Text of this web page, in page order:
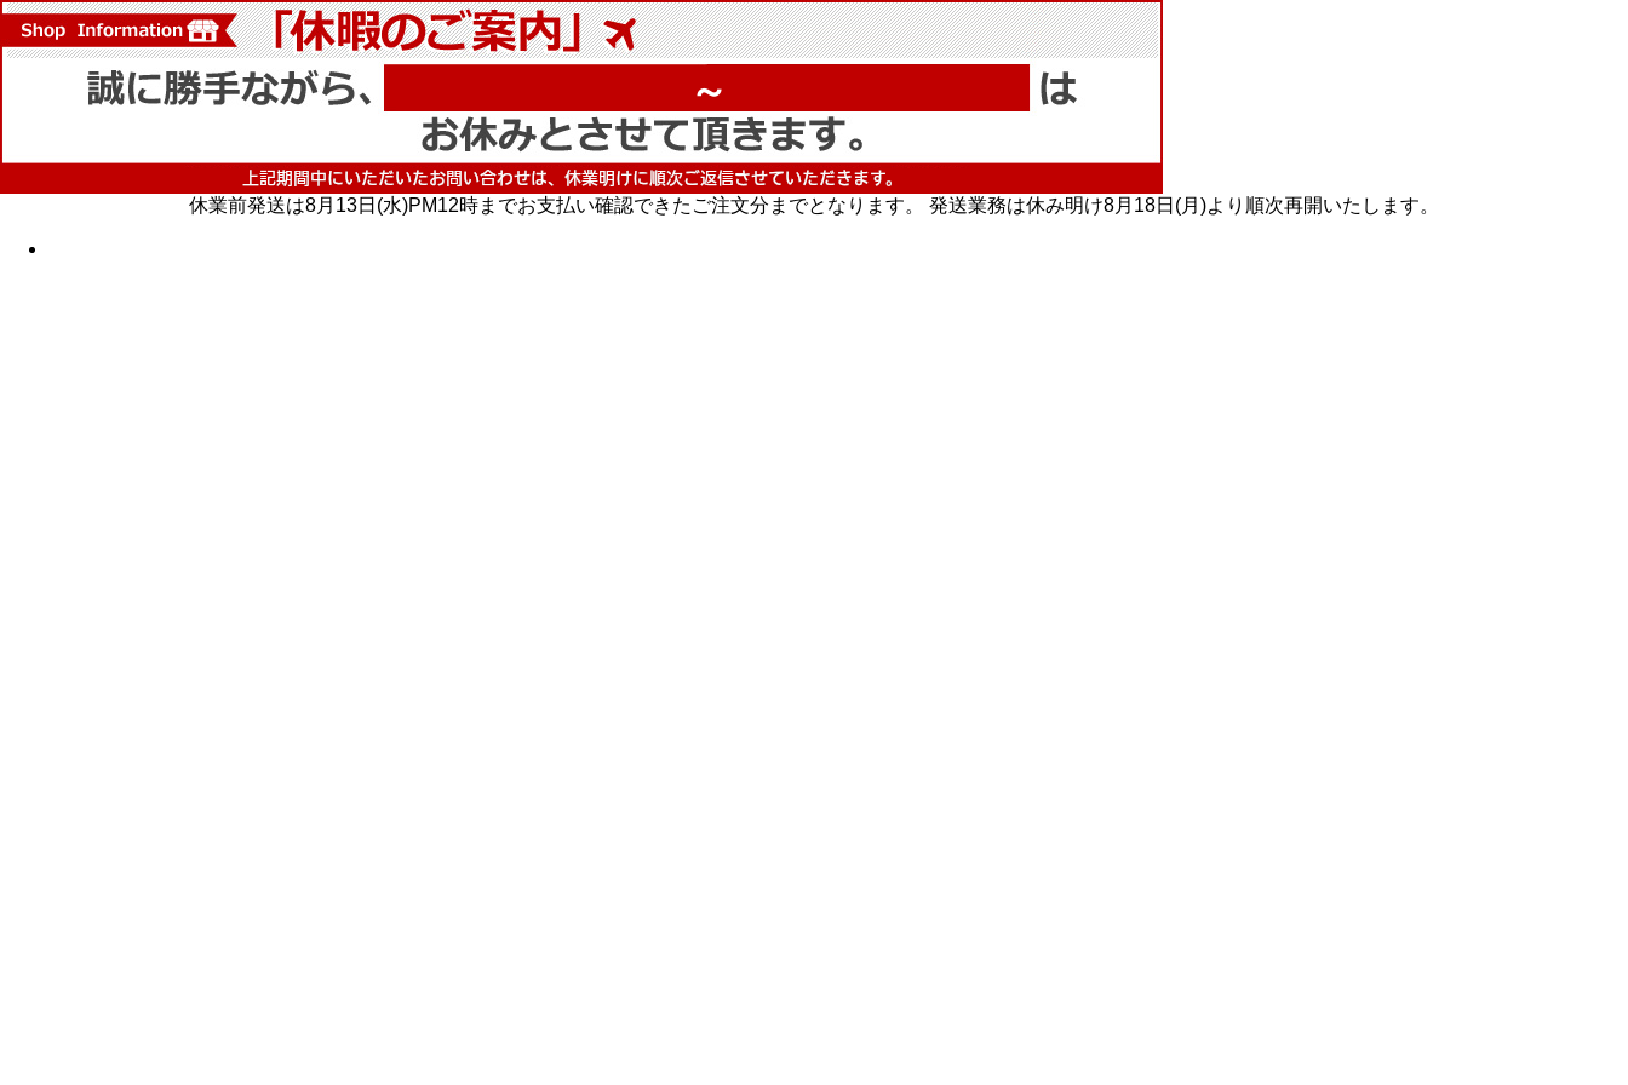
～
休業前発送は8月13日(水)PM12時までお支払い確認できたご注文分までとなります。 発送業務は休み明け8月18日(月)より順次再開いたします。